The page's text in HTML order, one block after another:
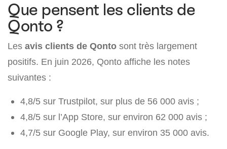
Que pensent les clients de
Qonto ?
Les avis clients de Qonto sont très largement
positifs. En juin 2026, Qonto affiche les notes
suivantes :
4,8/5 sur Trustpilot, sur plus de 56 000 avis ;
4,8/5 sur l’App Store, sur environ 62 000 avis ;
4,7/5 sur Google Play, sur environ 35 000 avis.